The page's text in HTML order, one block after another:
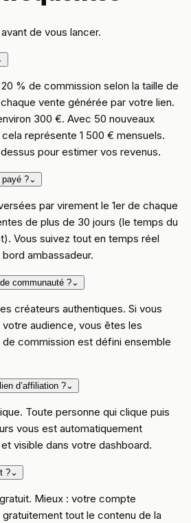
de vous lancer.
% de commission selon la taille de
vente générée par votre lien.
300 €. Avec 50 nouveaux
représente 1 500 € mensuels.
pour estimer vos revenus.
?⌄
par virement le 1er de chaque
de plus de 30 jours (le temps du
Vous suivez tout en temps réel
ambassadeur.
communauté ?⌄
créateurs authentiques. Si vous
audience, vous êtes les
commission est défini ensemble
d’affiliation ?⌄
Toute personne qui clique puis
vous est automatiquement
visible dans votre dashboard.
?⌄
Mieux : votre compte
tout le contenu de la